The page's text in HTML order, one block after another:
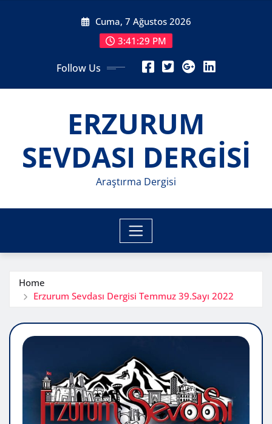
Cuma, 7 Ağustos 2026
3:41:30 PM
Follow Us
ERZURUM
SEVDASI DERGİSİ
Araştırma Dergisi
Home
Erzurum Sevdası Dergisi Temmuz 39.Sayı 2022